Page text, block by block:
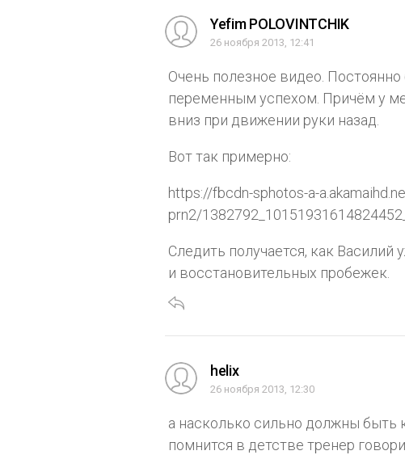
Yefim POLOVINTCHIK
26 ноября 2013, 12:41
Очень полезное видео.
переменным успехом. Причём у
вниз при движении руки назад.
Вот так примерно:
https://fbcdn-sphotos-a-
prn2/
Следить получается, как
и восстановительных пробежек.
helix
26 ноября 2013, 12:30
а насколько сильно должны быть
помнится в детстве тренер